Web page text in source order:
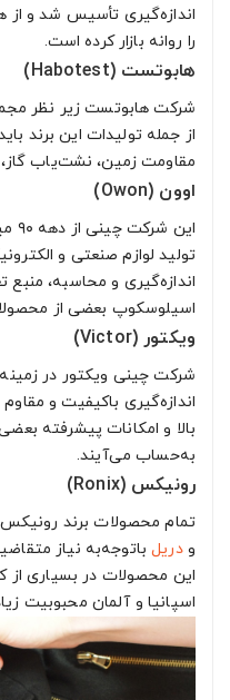
اندازه‌گیری تأسیس شد و از
را روانه بازار کرده است.
هابوتست (Habotest)
شرکت هابوتست زیر نظر
از جمله تولیدات این برند
مقاومت زمین، نشت‌یاب
اوون (Owon)
تولید لوازم صنعتی و
اندازه‌گیری و محاسبه، منبع
اسیلوسکوپ بعضی از
ویکتور (Victor)
شرکت چینی ویکتور در
اندازه‌گیری باکیفیت و
بالا و امکانات پیشرفته
به‌حساب می‌آیند.
رونیکس (Ronix)
تمام محصولات برند
ودریلباتوجه‌به نیاز
این محصولات در بسیاری از
اسپانیا و آلمان محبوبیت